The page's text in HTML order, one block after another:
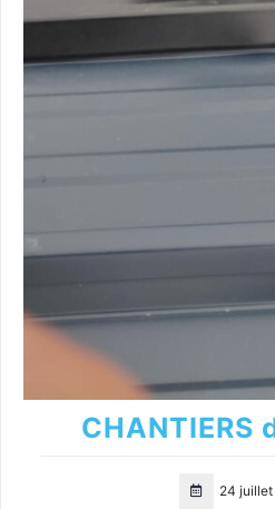
CHANTIERS
24